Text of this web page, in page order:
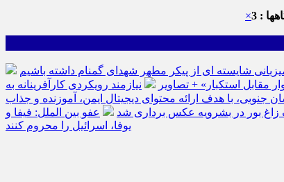
: 3
×
شایسته ای از پیکر مطهر شهدای گمنام داشته باشیم
نیازمند رویکردی کارآفرینانه به
با هدف ارائه محتوای دیجیتال ایمن، آموزنده و جذاب
زاغ بور در بشرویه عکس برداری شد
عفو بین الملل: فیفا و
یوفا، اسرائیل را محروم کنند